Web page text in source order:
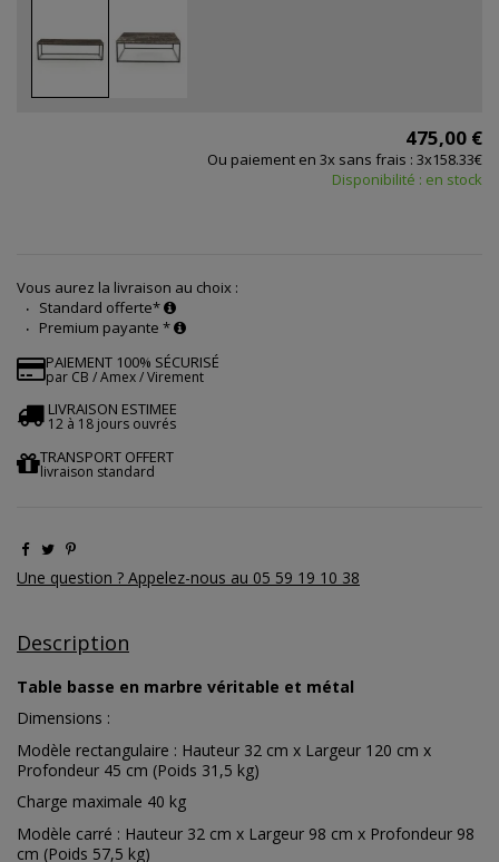
475,00 €
Ou paiement en 3x sans frais : 3x158.33€
Disponibilité : en stock
Vous aurez la livraison au choix :
Standard offerte*
Premium payante *
PAIEMENT 100% SÉCURISÉ
par CB / Amex / Virement
LIVRAISON ESTIMEE
12 à 18 jours ouvrés
TRANSPORT OFFERT
livraison standard
Une question ? Appelez-nous au 05 59 19 10 38
Description
Table basse en marbre véritable et métal
Dimensions :
Modèle rectangulaire : Hauteur 32 cm x Largeur 120 cm x
Profondeur 45 cm (Poids 31,5 kg)
Charge maximale 40 kg
Modèle carré : Hauteur 32 cm x Largeur 98 cm x Profondeur 98
cm (Poids 57,5 kg)